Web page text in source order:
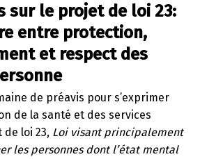
sur le projet de loi 23:
entre protection,
et respect des
de préavis pour s’exprimer
de la santé et des services
loi 23, Loi visant principalement
les personnes dont l’état mental